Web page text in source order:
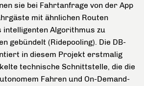
sie bei Fahrtanfrage von der App
mit ähnlichen Routen
intelligenten Algorithmus zu
gebündelt (Ridepooling). Die DB-
in diesem Projekt erstmalig
technische Schnittstelle, die die
Fahren und On-Demand-